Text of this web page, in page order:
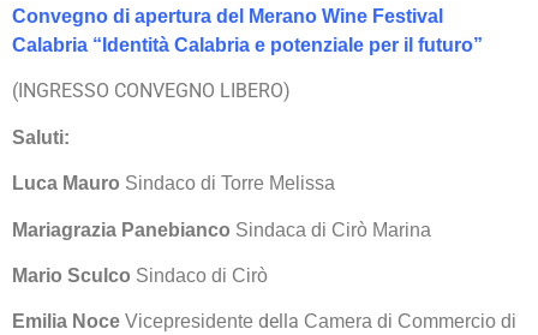
Convegno di apertura del Merano Wine Festival
Calabria “Identità Calabria e potenziale per il futuro”
(INGRESSO CONVEGNO LIBERO)
Saluti:
Luca Mauro Sindaco di Torre Melissa
Mariagrazia Panebianco Sindaca di Cirò Marina
Mario Sculco Sindaco di Cirò
Emilia Noce Vicepresidente della Camera di Commercio di